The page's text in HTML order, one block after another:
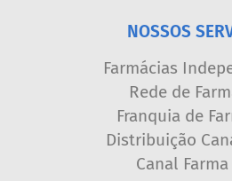
NOSSOS
Farmácias
Rede de
Franquia de
Distribuição
Canal Farma